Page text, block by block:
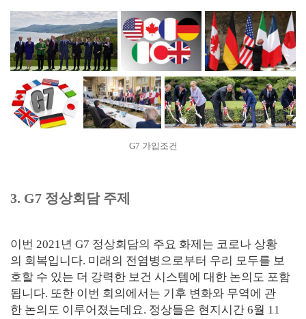
G7 가입조건
3. G7 정상회담 주제
이번 2021년 G7 정상회담의 주요 화제는 코로나 상황
의 회복입니다. 미래의 전염병으로부터 우리 모두를 보
호할 수 있는 더 강력한 보건 시스템에 대한 논의도 포함
됩니다. 또한 이번 회의에서는 기후 변화와 무역에 관
한 논의도 이루어졌는데요. 정상들은 현지시간 6월 11